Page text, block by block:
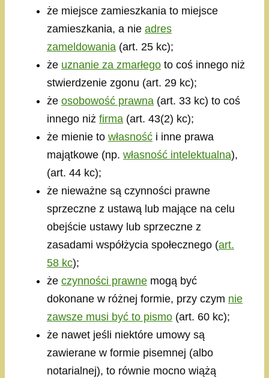
że miejsce zamieszkania to miejsce
zamieszkania, a nie adres
zameldowania (art. 25 kc);
że uznanie za zmarłego to coś innego niż
stwierdzenie zgonu (art. 29 kc);
że osobowość prawna (art. 33 kc) to coś
innego niż firma (art. 43(2) kc);
że mienie to własność i inne prawa
majątkowe (np. własność intelektualna),
(art. 44 kc);
że nieważne są czynności prawne
sprzeczne z ustawą lub mające na celu
obejście ustawy lub sprzeczne z
zasadami współżycia społecznego (art.
58 kc);
że czynności prawne mogą być
dokonane w różnej formie, przy czym nie
zawsze musi być to pismo (art. 60 kc);
że nawet jeśli niektóre umowy są
zawierane w formie pisemnej (albo
notarialnej), to równie mocno wiążą